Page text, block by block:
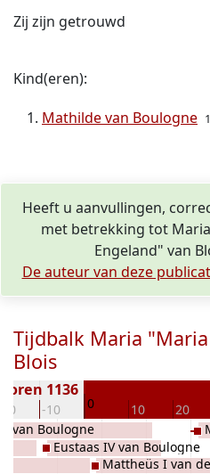
Zij zijn getrouwd
Kind(eren):
Mathilde van Boulogne
Heeft u aanvullingen,
met betrekking tot
Engeland" van
De auteur van deze
Tijdbalk Maria
Blois
-10 0 10 20
1136
van Boulogne
Eustaas IV van Boulogne
Mattheüs I van